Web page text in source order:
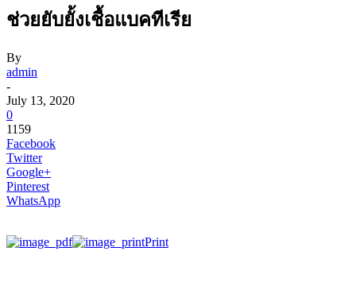
ช่วยยับยั้งเชื้อแบคทีเรีย
By
admin
-
July 13, 2020
0
1159
Facebook
Twitter
Google+
Pinterest
WhatsApp
Print